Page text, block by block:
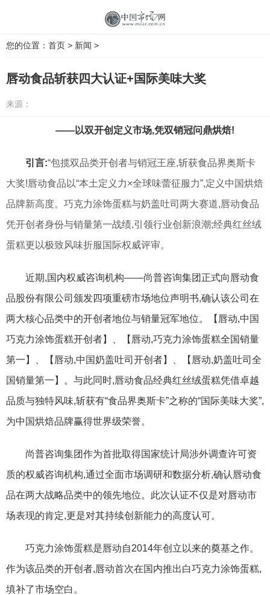
您的位置： 首页 > 新闻 >
唇动食品斩获四大认证+国际美味大奖
来源：
——以双开创定义市场,凭双销冠问鼎烘焙!
引言:“包揽双品类开创者与销冠王座,斩获食品界奥斯卡
大奖!唇动食品以“本土定义力×全球味蕾征服力”,定义中国烘焙
品牌新高度。巧克力涂饰蛋糕与奶盖吐司两大赛道,唇动食品
凭开创者身份与销量第一战绩,引领行业创新浪潮;经典红丝绒
蛋糕更以极致风味折服国际权威评审。
近期,国内权威咨询机构——尚普咨询集团正式向唇动食
品股份有限公司颁发四项重磅市场地位声明书,确认该公司在
两大核心品类中的开创者地位与销量冠军地位。【唇动,中国
巧克力涂饰蛋糕开创者】、【唇动,巧克力涂饰蛋糕全国销量
第一】、【唇动,中国奶盖吐司开创者】、【唇动,奶盖吐司全
国销量第一】。与此同时,唇动食品经典红丝绒蛋糕凭借卓越
品质与独特风味,斩获有“食品界奥斯卡”之称的“国际美味大奖”,
为中国烘焙品牌赢得世界级荣誉。
尚普咨询集团作为首批取得国家统计局涉外调查许可资
质的权威咨询机构,通过全面市场调研和数据分析,确认唇动食
品在两大战略品类中的领先地位。此次认证不仅是对唇动市
场表现的肯定,更是对其持续创新能力的高度认可。
巧克力涂饰蛋糕是唇动自2014年创立以来的奠基之作。
作为该品类的开创者,唇动首次在国内推出白巧克力涂饰蛋糕,
填补了市场空白。